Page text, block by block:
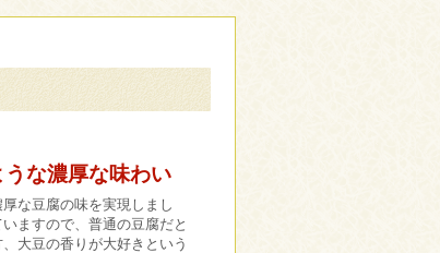
な濃厚な味わい
な豆腐の味を実現しまし
ますので、普通の豆腐だと
大豆の香りが大好きという